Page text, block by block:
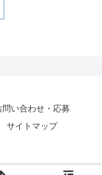
問い合わせ・応募
サイトマップ